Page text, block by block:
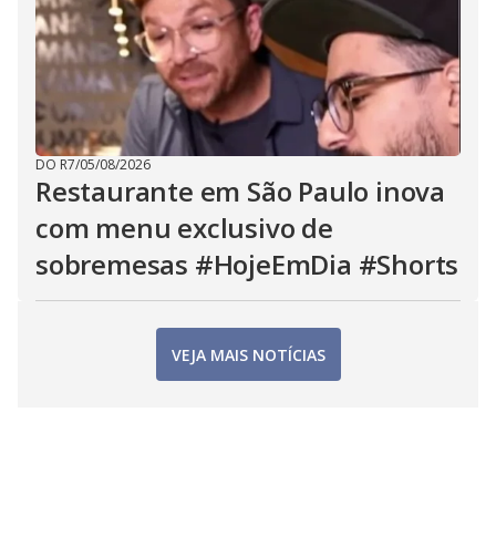
DO R7/05/08/2026
Restaurante em São Paulo inova
com menu exclusivo de
sobremesas #HojeEmDia #Shorts
VEJA MAIS NOTÍCIAS